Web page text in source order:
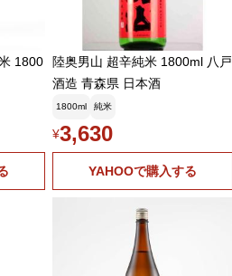
1800
陸奥男山 超辛純米 1800ml 八戸
酒造 青森県 日本酒
1800ml 純米
¥3,630
YAHOOで購入する